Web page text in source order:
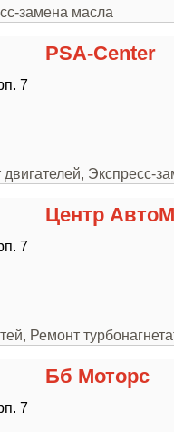
замена масла
PSA-Center
7
Экспресс-
Центр
7
Ремонт
Бб Моторс
7